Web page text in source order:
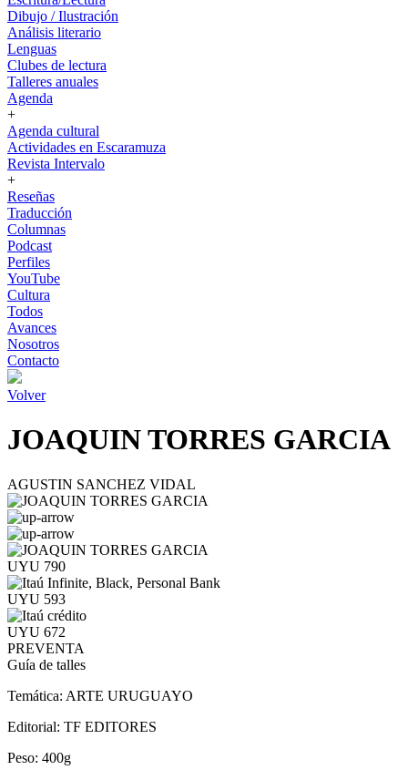
Dibujo / Ilustración
Análisis literario
Lenguas
Clubes de lectura
Talleres anuales
Agenda
+
Agenda cultural
Actividades en Escaramuza
Revista Intervalo
+
Reseñas
Traducción
Columnas
Podcast
Perfiles
YouTube
Cultura
Todos
Avances
Nosotros
Contacto
Volver
JOAQUIN TORRES GARCIA
AGUSTIN SANCHEZ VIDAL
UYU 790
UYU 593
UYU 672
PREVENTA
Guía de talles
Temática: ARTE URUGUAYO
Editorial: TF EDITORES
Peso: 400g